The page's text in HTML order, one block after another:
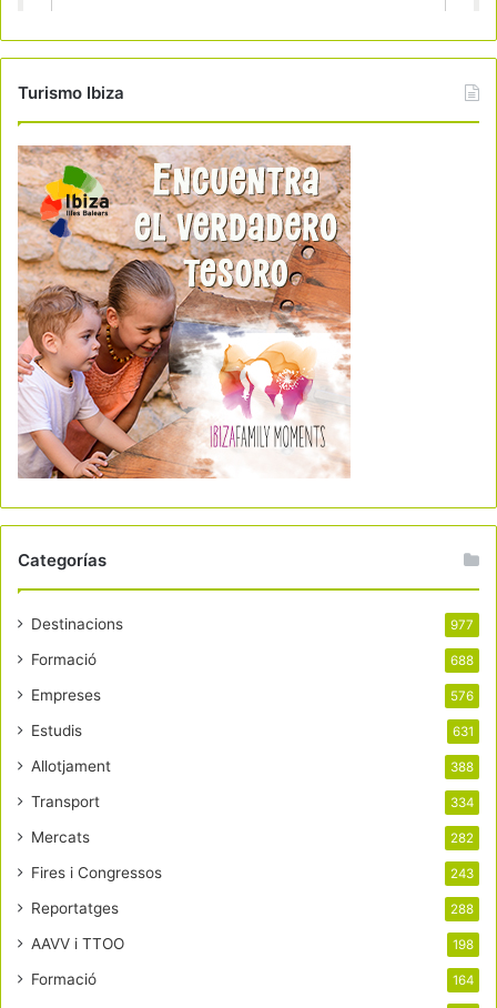
Turismo Ibiza
Categorías
Destinacions 977
Formació 688
Empreses 576
Estudis 631
Allotjament 388
Transport 334
Mercats 282
Fires i Congressos 243
Reportatges 288
AAVV i TTOO 198
Formació 164